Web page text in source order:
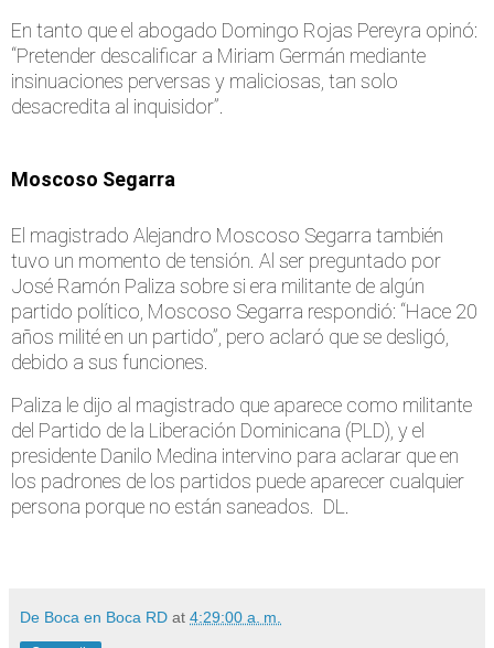
En tanto que el abogado Domingo Rojas Pereyra opinó:
“Pretender descalificar a Miriam Germán mediante
insinuaciones perversas y maliciosas, tan solo
desacredita al inquisidor”.
Moscoso Segarra
El magistrado Alejandro Moscoso Segarra también
tuvo un momento de tensión. Al ser preguntado por
José Ramón Paliza sobre si era militante de algún
partido político, Moscoso Segarra respondió: “Hace 20
años milité en un partido”, pero aclaró que se desligó,
debido a sus funciones.
Paliza le dijo al magistrado que aparece como militante
del Partido de la Liberación Dominicana (PLD), y el
presidente Danilo Medina intervino para aclarar que en
los padrones de los partidos puede aparecer cualquier
persona porque no están saneados. DL.
De Boca en Boca RD at 4:29:00 a. m.